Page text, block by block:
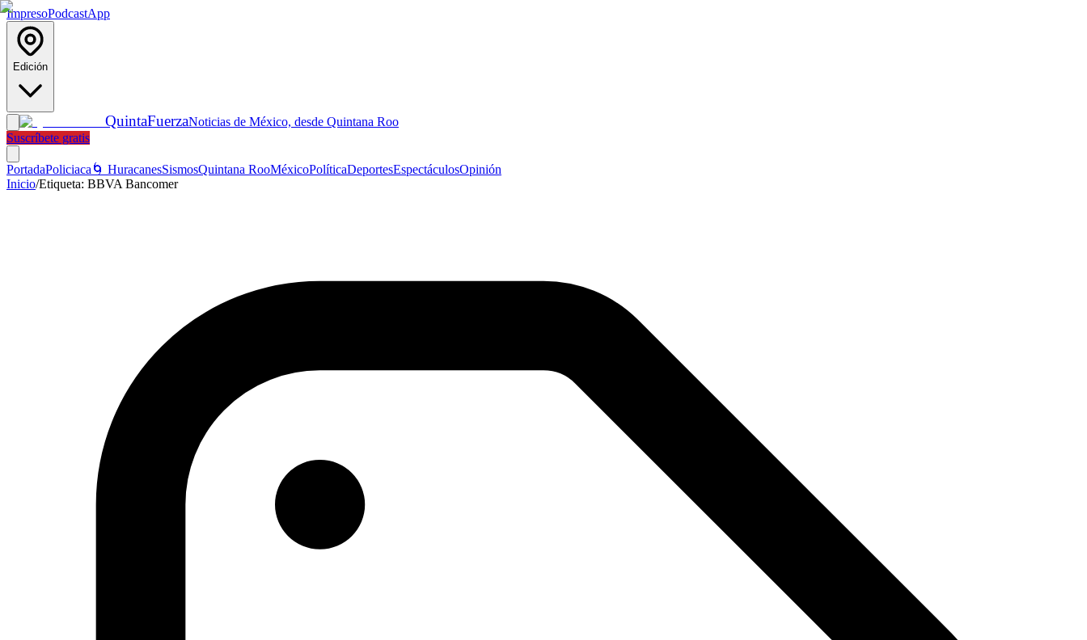
ImpresoPodcastApp
Edición
QuintaFuerzaNoticias de México, desde Quintana Roo
Suscríbete gratis
PortadaPoliciaca 🌀 HuracanesSismosQuintana RooMéxicoPolíticaDeportesEspectáculosOpinión
Inicio/Etiqueta: BBVA Bancomer